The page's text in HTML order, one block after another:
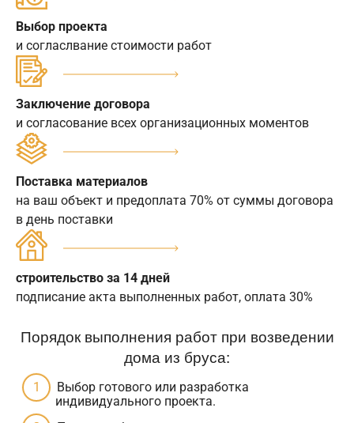
Выбор проекта
и согласлвание стоимости работ
Заключение договора
и согласование всех организационных моментов
Поставка материалов
на ваш объект и предоплата 70% от суммы договора
в день поставки
строительство за 14 дней
подписание акта выполненных работ, оплата 30%
Порядок выполнения работ при возведении
дома из бруса:
Выбор готового или разработка
индивидуального проекта.